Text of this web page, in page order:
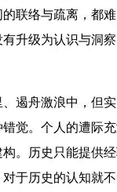
联络与疏离，都
升级为认识与洞
遏舟激浪中，但
觉。个人的遭际
。历史只能提供
于历史的认知就